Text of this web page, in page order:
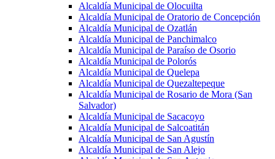
Alcaldía Municipal de Olocuilta
Alcaldía Municipal de Oratorio de Concepción
Alcaldía Municipal de Ozatlán
Alcaldía Municipal de Panchimalco
Alcaldía Municipal de Paraíso de Osorio
Alcaldía Municipal de Polorós
Alcaldía Municipal de Quelepa
Alcaldía Municipal de Quezaltepeque
Alcaldía Municipal de Rosario de Mora (San
Salvador)
Alcaldía Municipal de Sacacoyo
Alcaldía Municipal de Salcoatitán
Alcaldía Municipal de San Agustín
Alcaldía Municipal de San Alejo